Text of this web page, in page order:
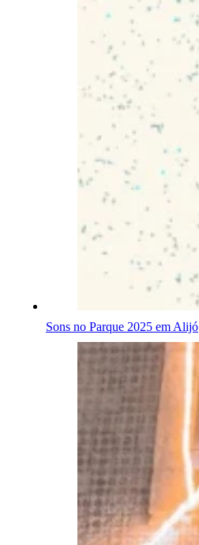
Sons no Parque 2025 em Alijó